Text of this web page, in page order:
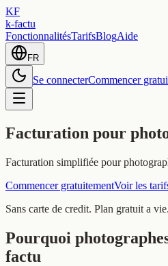
KF
k-factu
FonctionnalitésTarifsBlogAide
FR
Se connecterCommencer
Facturation pour
Facturation simplifiée pour
Commencer gratuitementVoir les
Sans carte de credit. Plan gratuit a vie.
Pourquoi
factu